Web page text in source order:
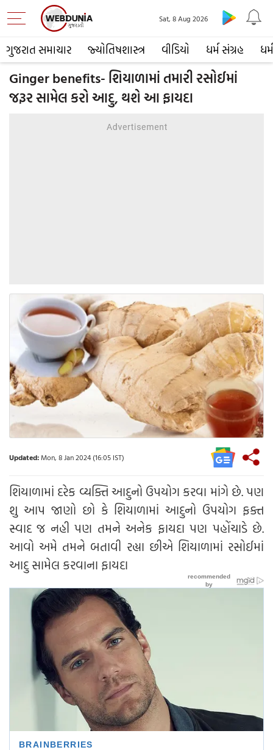
ગુજરાત સમાચાર જ્યોતિષશાસ્ત્ર વીડિયો ધર્મ સંગ્રહ ધર્મ
Sat, 8 Aug 2026
Ginger benefits- શિયાળામાં તમારી રસોઈમાં
જરૂર સામેલ કરો આદુ, થશે આ ફાયદા
Updated:Mon, 8 Jan 2024 (16:05 IST)
શિયાળામાં દરેક વ્યક્તિ આદુનો ઉપયોગ કરવા માંગે છે. પણ
શુ આપ જાણો છો કે શિયાળામાં આદુનો ઉપયોગ ફક્ત
સ્વાદ જ નહી પણ તમને અનેક ફાયદા પણ પહોંચાડે છે.
આવો અમે તમને બતાવી રહ્યા છીએ શિયાળામાં રસોઈમાં
આદુ સામેલ કરવાના ફાયદા